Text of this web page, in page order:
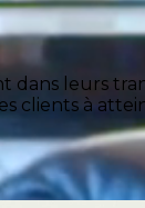
leurs
clients à